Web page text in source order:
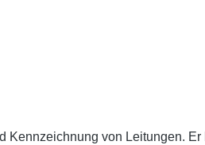
Kennzeichnung von Leitungen. Er